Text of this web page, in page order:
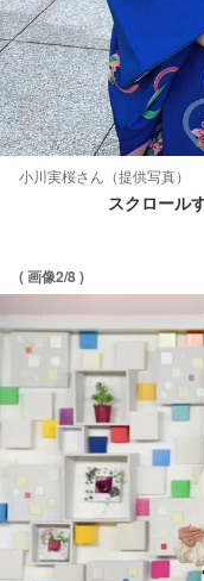
小川実桜さん（提供写真）
スクロール
( 画像2/8 )